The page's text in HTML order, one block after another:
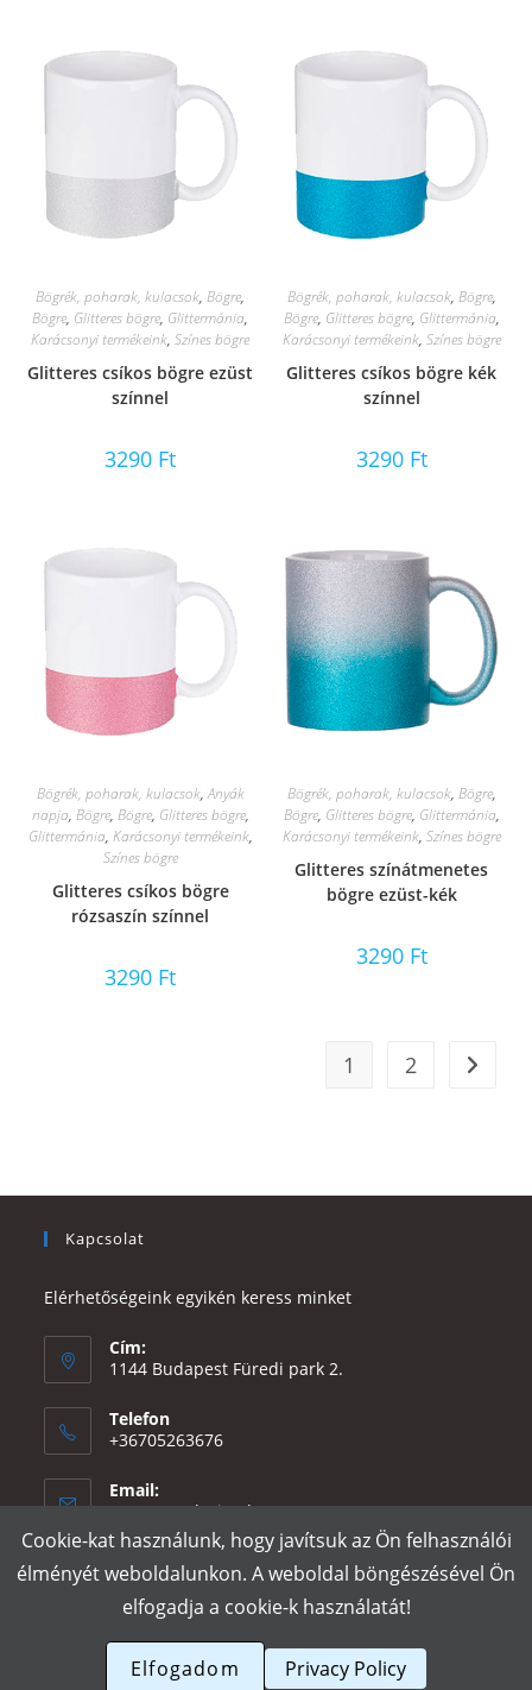
Bögrék, poharak, kulacsok,Bögre,
Bögre, Glitteres bögre, Glittermánia,
Karácsonyi termékeink,Színes bögre
Glitteres csíkos bögre ezüst
színnel
3290 Ft
Bögrék, poharak, kulacsok, Bögre,
Bögre, Glitteres bögre, Glittermánia,
Karácsonyi termékeink, Színes bögre
Glitteres csíkos bögre kék
színnel
3290 Ft
Bögrék, poharak, kulacsok,Anyák
napja, Bögre, Bögre, Glitteres bögre,
Glittermánia, Karácsonyi termékeink,
Színes bögre
Glitteres csíkos bögre
rózsaszín színnel
3290 Ft
Bögrék, poharak, kulacsok, Bögre,
Bögre, Glitteres bögre, Glittermánia,
Karácsonyi termékeink, Színes bögre
Glitteres színátmenetes
bögre ezüst-kék
3290 Ft
1 2
Kapcsolat
Elérhetőségeink egyikén keress minket
Cím:
1144 Budapest Füredi park 2.
Telefon
+36705263676
Email:
eszter@e-design.huOpens
in
your
application
Szállítás és fizetés
Póló nyomtatás
Gy.I.K.
Cookie-kat használunk, hogy javítsuk az Ön felhasználói
élményét weboldalunkon. A weboldal böngészésével Ön
elfogadja a cookie-k használatát!
Elfogadom Privacy Policy